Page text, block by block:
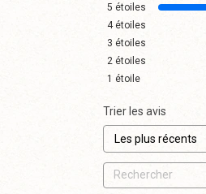
5 étoiles
4étoiles
3 étoiles
2 étoiles
1 étoile
Trier les avis